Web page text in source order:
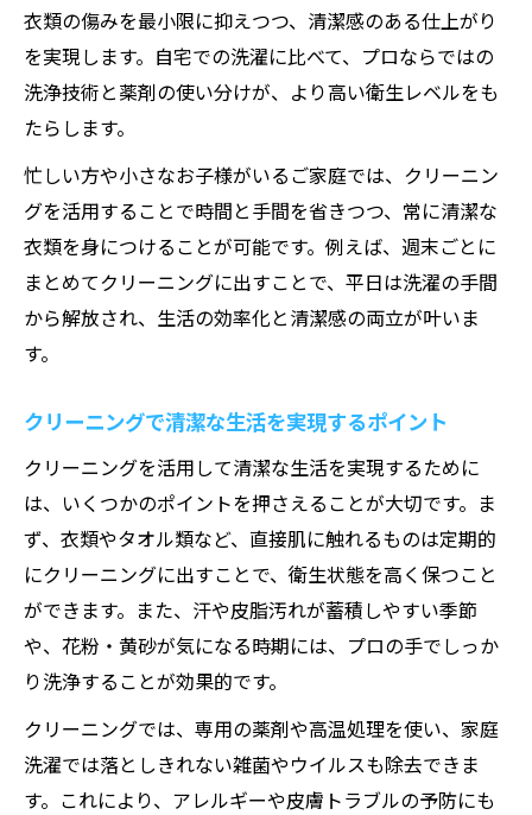
衣類の傷みを最小限に抑えつつ、清潔感のある仕上がり
を実現します。自宅での洗濯に比べて、プロならではの
洗浄技術と薬剤の使い分けが、より高い衛生レベルをも
たらします。
忙しい方や小さなお子様がいるご家庭では、クリーニン
グを活用することで時間と手間を省きつつ、常に清潔な
衣類を身につけることが可能です。例えば、週末ごとに
まとめてクリーニングに出すことで、平日は洗濯の手間
から解放され、生活の効率化と清潔感の両立が叶いま
す。
クリーニングで清潔な生活を実現するポイント
クリーニングを活用して清潔な生活を実現するために
は、いくつかのポイントを押さえることが大切です。ま
ず、衣類やタオル類など、直接肌に触れるものは定期的
にクリーニングに出すことで、衛生状態を高く保つこと
ができます。また、汗や皮脂汚れが蓄積しやすい季節
や、花粉・黄砂が気になる時期には、プロの手でしっか
り洗浄することが効果的です。
クリーニングでは、専用の薬剤や高温処理を使い、家庭
洗濯では落としきれない雑菌やウイルスも除去できま
す。これにより、アレルギーや皮膚トラブルの予防にも